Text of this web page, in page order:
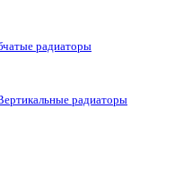
радиаторы
радиаторы